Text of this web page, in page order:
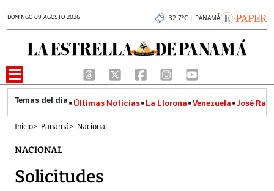
DOMINGO 09 AGOSTO 2026 32.7°C | PANAMÁ
Últimas Noticias La Llorona Venezuela José
Inicio> Panamá> Nacional
NACIONAL
Solicitudes